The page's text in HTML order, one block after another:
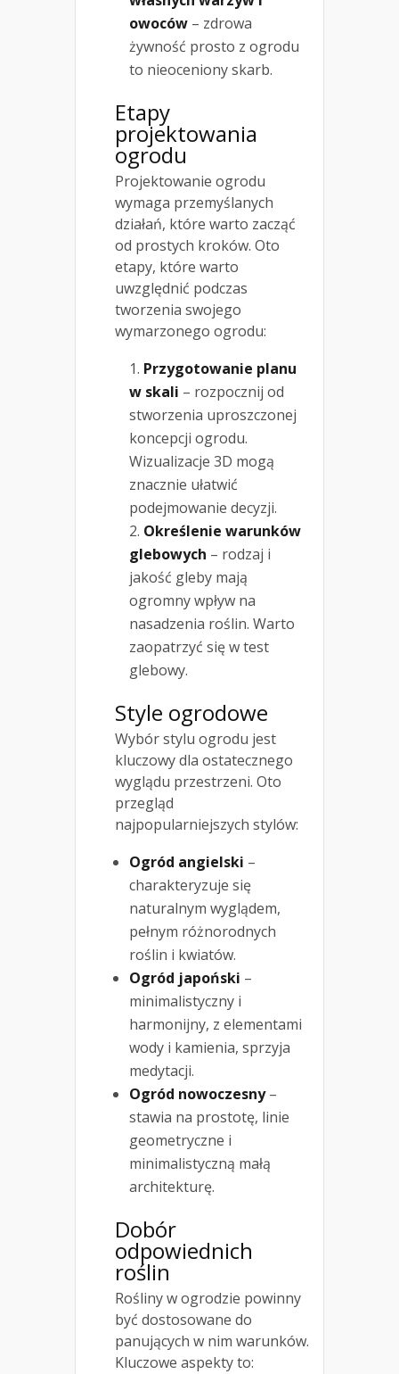
owoców – zdrowa
żywność prosto z ogrodu
to nieoceniony skarb.
Etapy
projektowania
ogrodu
Projektowanie ogrodu
wymaga przemyślanych
działań, które warto zacząć
od prostych kroków. Oto
etapy, które warto
uwzględnić podczas
tworzenia swojego
wymarzonego ogrodu:
Przygotowanie planu
w skali – rozpocznij od
stworzenia uproszczonej
koncepcji ogrodu.
Wizualizacje 3D mogą
znacznie ułatwić
podejmowanie decyzji.
Określenie warunków
glebowych – rodzaj i
jakość gleby mają
ogromny wpływ na
nasadzenia roślin. Warto
zaopatrzyć się w test
glebowy.
Style ogrodowe
Wybór stylu ogrodu jest
kluczowy dla ostatecznego
wyglądu przestrzeni. Oto
przegląd
najpopularniejszych stylów:
Ogród angielski –
charakteryzuje się
naturalnym wyglądem,
pełnym różnorodnych
roślin i kwiatów.
Ogród japoński –
minimalistyczny i
harmonijny, z elementami
wody i kamienia, sprzyja
medytacji.
Ogród nowoczesny–
stawia na prostotę, linie
geometryczne i
minimalistyczną małą
architekturę.
Dobór
odpowiednich
roślin
Rośliny w ogrodzie powinny
być dostosowane do
panujących w nim warunków.
Kluczowe aspekty to: